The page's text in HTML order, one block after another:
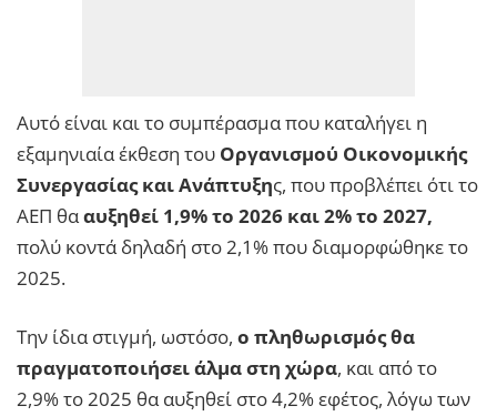
Αυτό είναι και το συμπέρασμα που καταλήγει η
εξαμηνιαία έκθεση του Οργανισμού Οικονομικής
Συνεργασίας και Ανάπτυξης, που προβλέπει ότι το
ΑΕΠ θααυξηθεί 1,9% το 2026 και 2% το 2027,
πολύ κοντά δηλαδή στο 2,1% που διαμορφώθηκε το
2025.
Την ίδια στιγμή, ωστόσο, ο πληθωρισμός θα
πραγματοποιήσει άλμα στη χώρα, και από το
2,9% το 2025 θα αυξηθεί στο 4,2% εφέτος, λόγω των